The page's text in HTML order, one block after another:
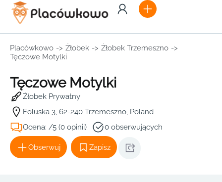
Placówkowo -> Żłobek -> Żłobek Trzemeszno ->
Tęczowe Motylki
Tęczowe Motylki
Żłobek Prywatny
Foluska 3, 62-240 Trzemeszno, Poland
Ocena: /5 (0 opinii)
0 obserwujących
Obserwuj Zapisz